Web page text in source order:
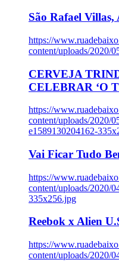
São Rafael
https://
content/uploads/2020/
CERVEJA
CELEBRAR ‘O
https://
content/uploads/2020/
e1589130204162-
Vai Ficar Tudo
https://
content/uploads/2020/
335x256.jpg
Reebok x Alien
https://
content/uploads/2020/